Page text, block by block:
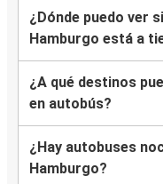
¿Dónde puedo ver
Hamburgo está a
¿A qué destinos
en autobús?
¿Hay autobuses
Hamburgo?